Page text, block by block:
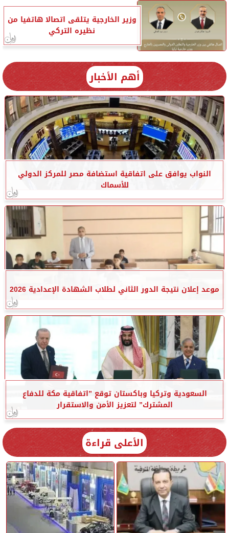
وزير الخارجية يتلقى اتصالا هاتفيا من
نظيره التركي
أهم الأخبار
النواب يوافق على اتفاقية استضافة مصر للمركز الدولي
للأسماك
موعد إعلان نتيجة الدور الثاني لطلاب الشهادة الإعدادية 2026
السعودية وتركيا وباكستان توقع ”اتفاقية مكة للدفاع
المشترك” لتعزيز الأمن والاستقرار
الأعلى قراءة